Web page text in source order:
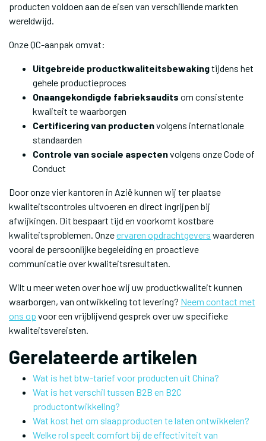
producten voldoen aan de eisen van verschillende markten
wereldwijd.
Onze QC-aanpak omvat:
Uitgebreide productkwaliteitsbewakingtijdens het
gehele productieproces
Onaangekondigde fabrieksaudits om consistente
kwaliteit te waarborgen
Certificering van productenvolgens internationale
standaarden
Controle van sociale aspectenvolgens onze Code of
Conduct
Door onze vier kantoren in Azië kunnen wij ter plaatse
kwaliteitscontroles uitvoeren en direct ingrijpen bij
afwijkingen. Dit bespaart tijd en voorkomt kostbare
kwaliteitsproblemen. Onzeervaren opdrachtgevers waarderen
vooral de persoonlijke begeleiding en proactieve
communicatie over kwaliteitsresultaten.
Wilt u meer weten over hoe wij uw productkwaliteit kunnen
waarborgen, van ontwikkeling tot levering? Neem contact met
ons op voor een vrijblijvend gesprek over uw specifieke
kwaliteitsvereisten.
Gerelateerde artikelen
Wat is het btw-tarief voor producten uit China?
Wat is het verschil tussen B2B en B2C
productontwikkeling?
Wat kost het om slaapproducten te laten ontwikkelen?
Welke rol speelt comfort bij de effectiviteit van